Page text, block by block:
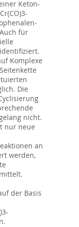
Keton-
für
Komplexe
Die
nicht.
nur neue
an
werden,
der Basis